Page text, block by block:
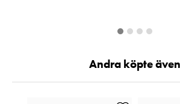
Andra köpte även